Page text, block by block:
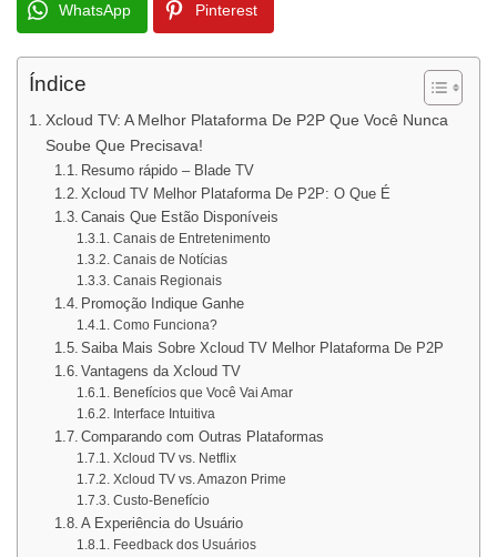
WhatsApp Pinterest
Índice
Xcloud TV: A Melhor Plataforma De P2P Que Você Nunca
Soube Que Precisava!
Resumo rápido – Blade TV
Xcloud TV Melhor Plataforma De P2P: O Que É
Canais Que Estão Disponíveis
Canais de Entretenimento
Canais de Notícias
Canais Regionais
Promoção Indique Ganhe
Como Funciona?
Saiba Mais Sobre Xcloud TV Melhor Plataforma De P2P
Vantagens da Xcloud TV
Benefícios que Você Vai Amar
Interface Intuitiva
Comparando com Outras Plataformas
Xcloud TV vs. Netflix
Xcloud TV vs. Amazon Prime
Custo-Benefício
A Experiência do Usuário
Feedback dos Usuários